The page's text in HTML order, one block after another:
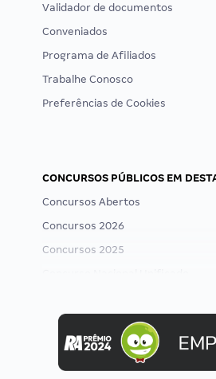
Validador de documentos
Conveniados
Programa de Afiliados
Trabalhe Conosco
Preferências de Cookies
CONCURSOS PÚBLICOS EM
Concursos Abertos
Concursos 2026
Concursos 2025
Concurso MPU
Editais publicados